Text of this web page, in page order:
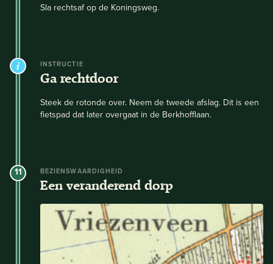
Sla rechtsaf op de Koningsweg.
INSTRUCTIE
Ga rechtdoor
Steek de rotonde over. Neem de tweede afslag. Dit is een
fietspad dat later overgaat in de Berkhofflaan.
11 BEZIENSWAARDIGHEID
Een veranderend dorp